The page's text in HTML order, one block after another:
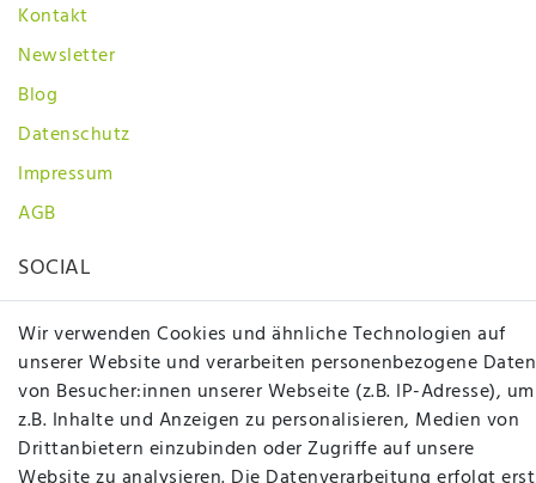
Kontakt
Newsletter
Blog
Datenschutz
Impressum
AGB
SOCIAL
Betten Seifert – Ihr Fachgeschäft für Betten,
Wir verwenden Cookies und ähnliche Technologien auf
unserer Website und verarbeiten personenbezogene Daten
von Besucher:innen unserer Webseite (z.B. IP-Adresse), um
z.B. Inhalte und Anzeigen zu personalisieren, Medien von
Drittanbietern einzubinden oder Zugriffe auf unsere